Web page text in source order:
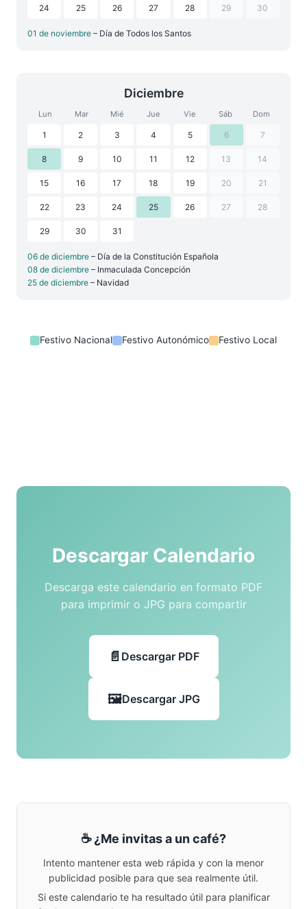
24 25 26 27 28 29 30
01 de noviembre – Día de Todos los Santos
Diciembre
Lun Mar Mié Jue Vie Sáb Dom
1 2 3 4 5 6 7
8 9 10 11 12 13 14
15 16 17 18 19 20 21
22 23 24 25 26 27 28
29 30 31
06 de diciembre – Día de la Constitución Española
08 de diciembre – Inmaculada Concepción
25 de diciembre – Navidad
Festivo Nacional Festivo Autonómico Festivo Local
Descargar Calendario
Descarga este calendario en formato PDF
para imprimir o JPG para compartir
Descargar PDF
Descargar JPG
☕ ¿Me invitas a un café?
Intento mantener esta web rápida y con la menor
publicidad posible para que sea realmente útil.
Si este calendario te ha resultado útil para planificar